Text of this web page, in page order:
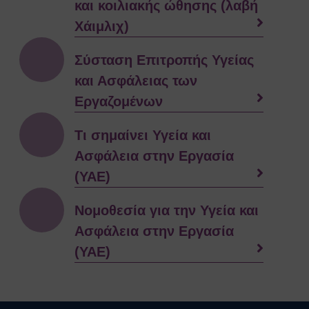
Ευρωπαϊκοί Κανονισμοί
ΧΡΗΣΙΜΑ
Εκδηλώσεις
Άρθρα
Γενικές Οδηγίες Προστασίας (Πολιτική
Προστασία)
Γενικές Οδηγίες
Χημικά, Βιολογικά, Ραδιολογικά
& Πυρηνικά Περιστατικά (ΧΒΡΠ)
Βιομηχανικά Ατυχήματα
Θυελλώδεις Άνεμοι
Καταιγίδες
Χιονοπτώσεις
και κοιλιακής ώθησης (λαβή
Χάιμλιχ)
Σύσταση Επιτροπής Υγείας
και Ασφάλειας των
Εργαζομένων
Τι σημαίνει Υγεία και
Ασφάλεια στην Εργασία
(ΥΑΕ)
Νομοθεσία για την Υγεία και
Ασφάλεια στην Εργασία
(ΥΑΕ)